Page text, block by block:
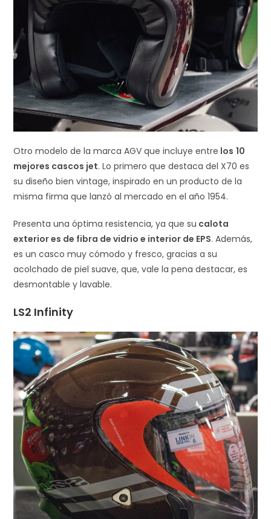
Otro modelo de la marca AGV que incluye entre los 10
mejores cascos jet. Lo primero que destaca del X70 es
su diseño bien vintage, inspirado en un producto de la
misma firma que lanzó al mercado en el año 1954.
Presenta una óptima resistencia, ya que su calota
exterior es de fibra de vidrio e interior de EPS. Además,
es un casco muy cómodo y fresco, gracias a su
acolchado de piel suave, que, vale la pena destacar, es
desmontable y lavable.
LS2 Infinity